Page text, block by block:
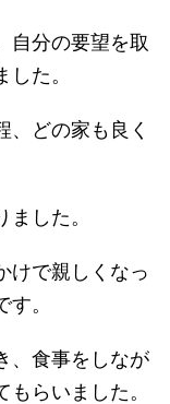
自分の要望を取
た。
、どの家も良く
した。
けで親しくなっ
。
、食事をしなが
らいました。